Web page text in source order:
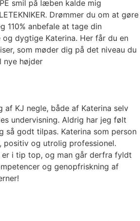
smil på læben kalde mig
Drømmer du om at gøre
110% anbefale at tage din
og dygtige Katerina. Her får du en
som møder dig på det niveau du
nye højder
af KJ negle, både af Katerina selv
undervisning. Aldrig har jeg følt
så godt tilpas. Katerina som person
og utrolig professionel.
er i tip top, og man går derfra fyldt
og genopfriskning af